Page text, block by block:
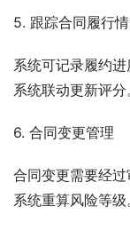
5. 跟踪合同履行
系统可记录履约
系统联动更新评分
6. 合同变更管理
合同变更需要经过
系统重算风险等级